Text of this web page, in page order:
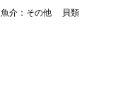
魚介：その他 貝類